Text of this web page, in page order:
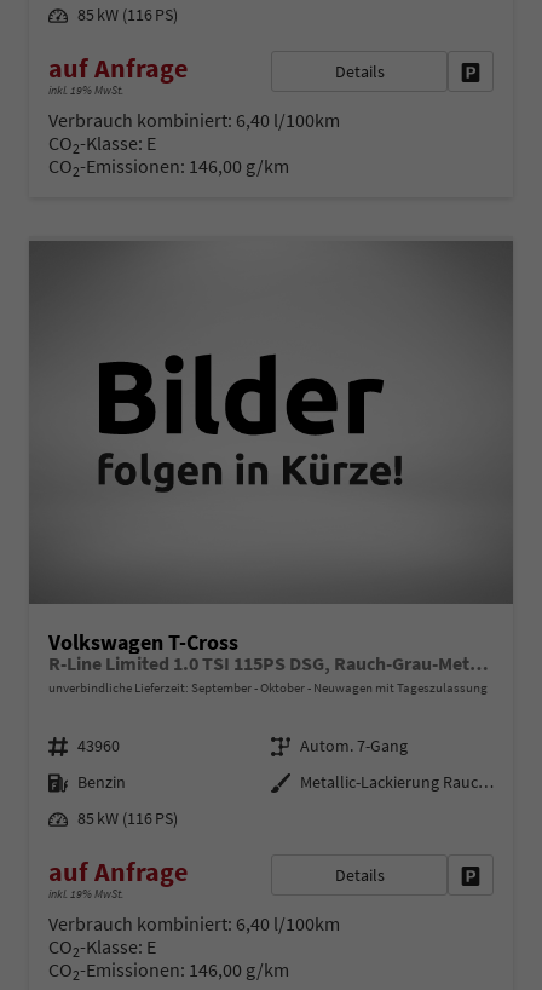
Leistung 85 kW (116 PS)
auf Anfrage
inkl. 19% MwSt.
Details
Verbrauch kombiniert: 6,40 l/100km
CO2-Klasse: E
CO2-Emissionen: 146,00 g/km
Volkswagen T-Cross
R-Line Limited 1.0 TSI 115PS DSG, Rauch-Grau-Metallic, 5 JAHRE GARANTIE, ANHÄNGERKUPPLUNG, CLIMATRONIC, SITZHEIZUNG, 18" Alu, MATRIX-LED, Adaptiver Tempomat ACC, Parksensoren, Rückfahrkamera, Keyless, Abgedunkelte Scheiben, Radio "Ready2Discover" + App-Connect
unverbindliche Lieferzeit: September - Oktober Neuwagen mit Tageszulassung
Fahrzeugnr. 43960 Getriebe Autom. 7-Gang
Kraftstoff Benzin Außenfarbe
Metallic-Lackierung Rauch-Grau
Leistung 85 kW (116 PS)
auf Anfrage
inkl. 19% MwSt.
Details
Verbrauch kombiniert: 6,40 l/100km
CO2-Klasse: E
CO2-Emissionen: 146,00 g/km